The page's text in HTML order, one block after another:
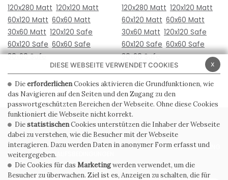
120x280 Matt 120x120 Matt
60x120 Matt 60x60 Matt
30x60 Matt 120x120 Safe
60x120 Safe 60x60 Safe
30x60 Safe
120x280 Matt 120x120 Matt
60x120 Matt 60x60 Matt
30x60 Matt 120x120 Safe
60x120 Safe 60x60 Safe
30x60 Safe
PRIVACY POLICY COOKIE POLICY
ALLGEMEINE
VERKAUFSBEDINGUNGEN
WHISTLEBLOWING
x
DIESE WEBSEITE VERWENDET COOKIES
DieerforderlichenCookies aktivieren die Grundfunktionen, wie
das Navigieren auf den Seiten und den Zugang zu den
passwortgeschützten Bereichen der Webseite. Ohne diese Cookies
funktioniert die Webseite nicht korrekt.
DiestatistischenCookies unterstützen die Inhaber der Webseite
dabei zu verstehen, wie die Besucher mit der Webseite
interagieren. Dazu werden Daten in anonymer Form erfasst und
weitergegeben.
Die Cookies für das Marketingwerden verwendet, um die
Besucher zu überwachen. Ziel ist es, Anzeigen zu schalten, die für